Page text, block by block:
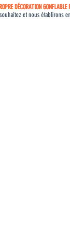
DÉCORATION GONFLABLE
et nous établirons